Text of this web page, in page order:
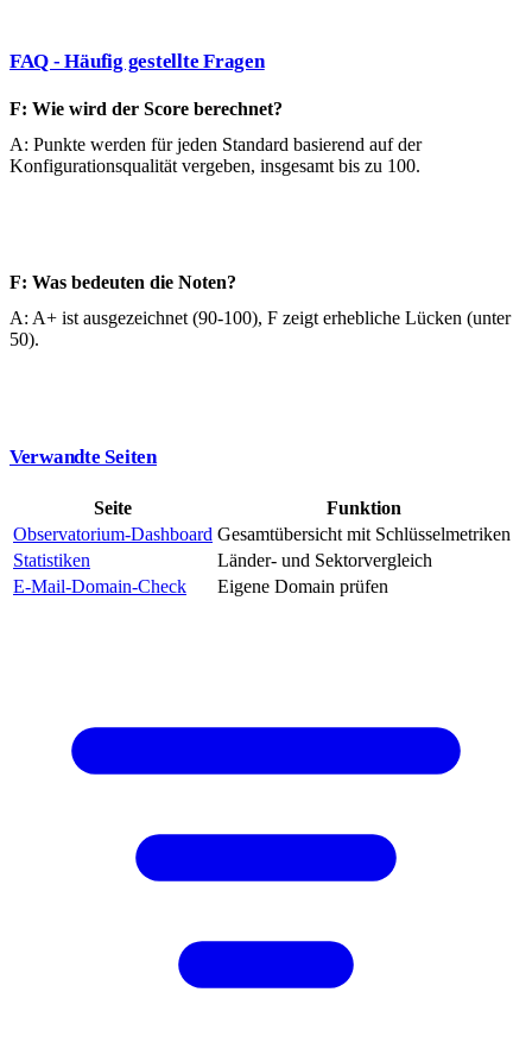
FAQ - Häufig gestellte Fragen
F: Wie wird der Score berechnet?
A: Punkte werden für jeden Standard basierend auf der
Konfigurationsqualität vergeben, insgesamt bis zu 100.
F: Was bedeuten die Noten?
A: A+ ist ausgezeichnet (90-100), F zeigt erhebliche Lücken (unter
50).
Verwandte Seiten
Seite
Funktion
Observatorium-Dashboard Gesamtübersicht mit Schlüsselmetriken
Statistiken
Länder- und Sektorvergleich
E-Mail-Domain-Check
Eigene Domain prüfen